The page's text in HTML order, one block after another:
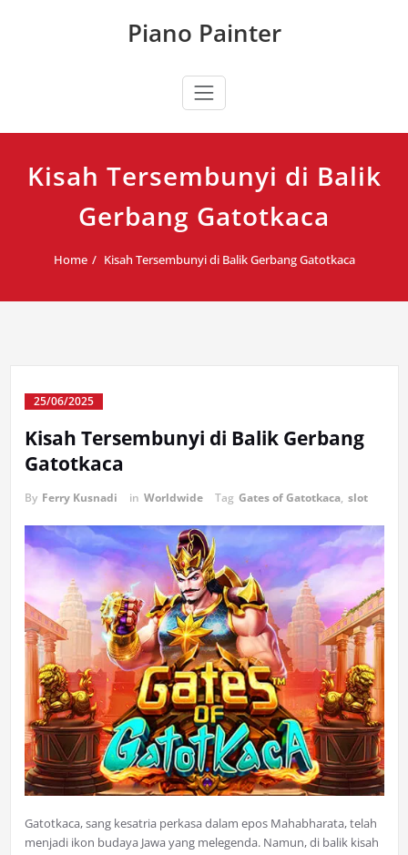
Piano Painter
Kisah Tersembunyi di Balik
Gerbang Gatotkaca
Home Kisah Tersembunyi di Balik Gerbang Gatotkaca
25/06/2025
Kisah Tersembunyi di Balik Gerbang
Gatotkaca
By Ferry Kusnadi in Worldwide Tag Gates of Gatotkaca, slot
Gatotkaca, sang kesatria perkasa dalam epos Mahabharata, telah
menjadi ikon budaya Jawa yang melegenda. Namun, di balik kisah